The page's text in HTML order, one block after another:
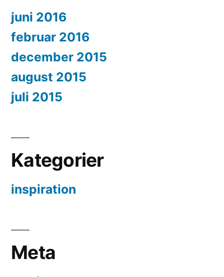
juni 2016
februar 2016
december 2015
august 2015
juli 2015
Kategorier
inspiration
Meta